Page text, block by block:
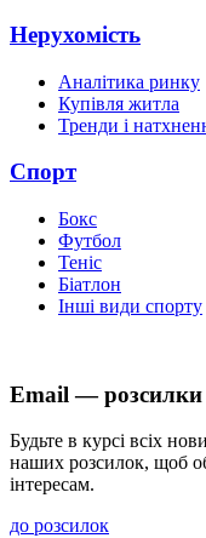
Нерухомість
Аналітика ринку
Купівля житла
Тренди і
Спорт
Бокс
Футбол
Теніс
Біатлон
Інші види спорту
Email — розсилки
Будьте в курсі всіх
наших розсилок, щоб
інтересам.
до розсилок